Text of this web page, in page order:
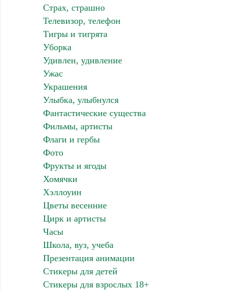
Страх, страшно
Телевизор, телефон
Тигры и тигрята
Уборка
Удивлен, удивление
Ужас
Украшения
Улыбка, улыбнулся
Фантастические существа
Фильмы, артисты
Флаги и гербы
Фото
Фрукты и ягоды
Хомячки
Хэллоуин
Цветы весенние
Цирк и артисты
Часы
Школа, вуз, учеба
Презентация анимации
Стикеры для детей
Стикеры для взрослых 18+